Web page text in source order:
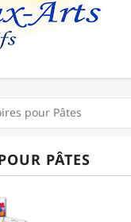
pour Pâtes
PÂTES